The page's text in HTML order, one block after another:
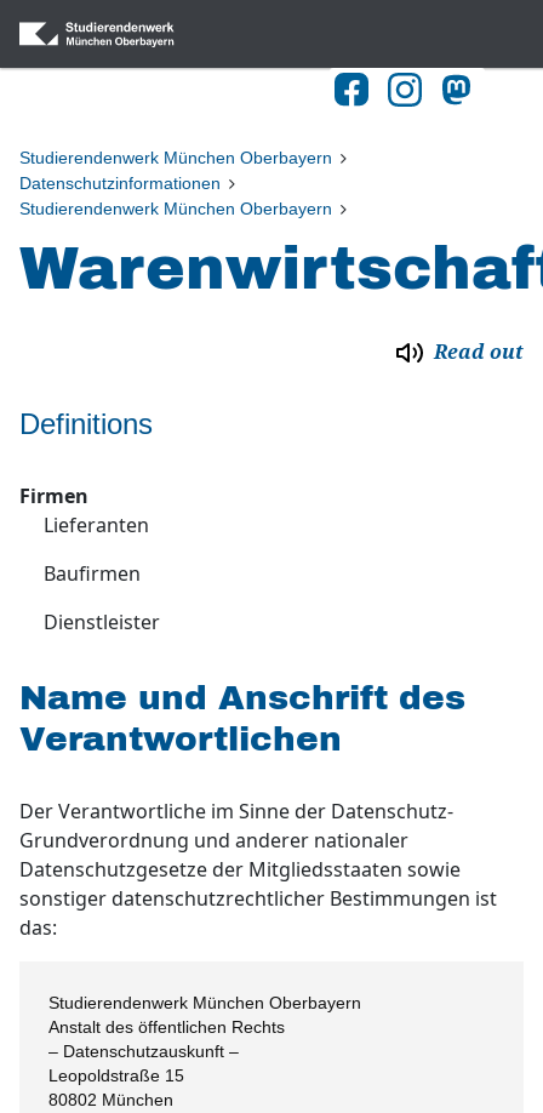
Studierendenwerk München Oberbayern
Datenschutzinformationen
Studierendenwerk München Oberbayern
Read out
Definitions
Firmen
Lieferanten
Baufirmen
Dienstleister
Name und Anschrift des
Verantwortlichen
Der Verantwortliche im Sinne der Datenschutz-
Grundverordnung und anderer nationaler
Datenschutzgesetze der Mitgliedsstaaten sowie
sonstiger datenschutzrechtlicher Bestimmungen ist
das:
Studierendenwerk München Oberbayern
Anstalt des öffentlichen Rechts
– Datenschutzauskunft –
Leopoldstraße 15
80802 München